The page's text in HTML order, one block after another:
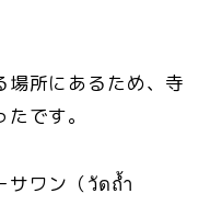
場所にあるため、寺
です。
サワン（วัดถ้ำ